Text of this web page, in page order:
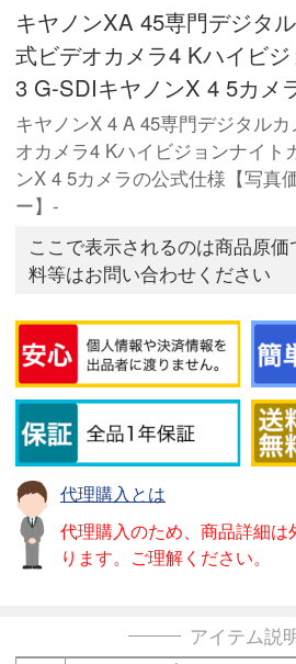
キヤノンXA 45専門デジタ
式ビデオカメラ4 Kハイビ
3 G-SDIキヤノンX 4 5カメ
キヤノンX 4 A 45専門デジタル
オカメラ4 Kハイビジョンナイト
ンX 4 5カメラの公式仕様【写真
ー】-
ここで表示されるのは商品原
料等はお問い合わせください
代理購入とは
代理購入のため、商品詳細
ります。ご理解ください。
アイテム説